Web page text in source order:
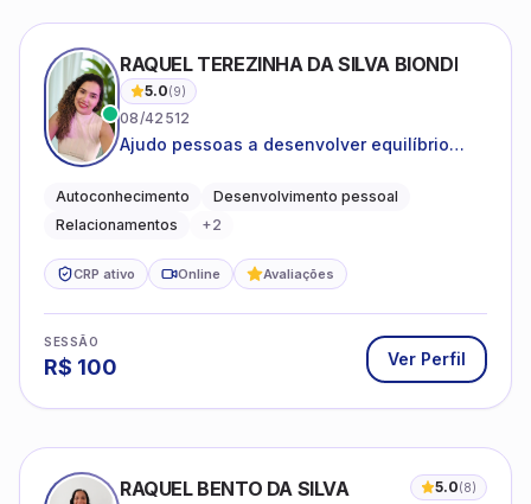
RAQUEL TEREZINHA DA SILVA BIONDI
5.0(9)
08/42512
Ajudo pessoas a desenvolver equilíbrio
Autoconhecimento
Desenvolvimento pessoal
Relacionamentos
+2
CRP ativo Online Avaliações
SESSÃO
R$ 100 Ver Perfil
RAQUEL BENTO DA SILVA 5.0(8)